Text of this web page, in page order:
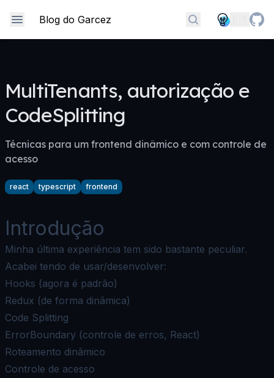
Blog do Garcez
Encontre
MultiTenants, autorização e
CodeSplitting
Técnicas para um frontend dinâmico e com controle de
acesso
react typescript frontend
Introdução
Minha última experiência tem sido bastante peculiar.
Acabei tendo de usar/desenvolver:
Hooks (agora é padrão)
Redux (de forma dinâmica)
Code Splitting
ErrorBoundary (controle de erros, React)
Roteamento dinâmico
Controle de acesso